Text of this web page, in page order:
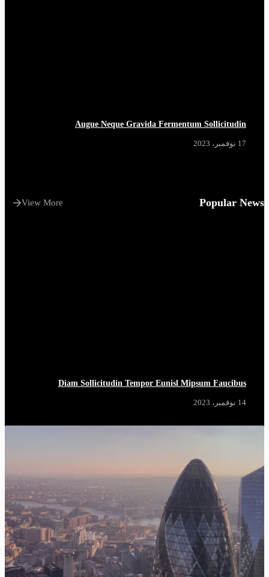
Augue Neque Gravida Fermentum Sollicitudin
17 نوفمبر، 2023
Popular News
View More
Diam Sollicitudin Tempor Eunisl Mipsum Faucibus
14 نوفمبر، 2023